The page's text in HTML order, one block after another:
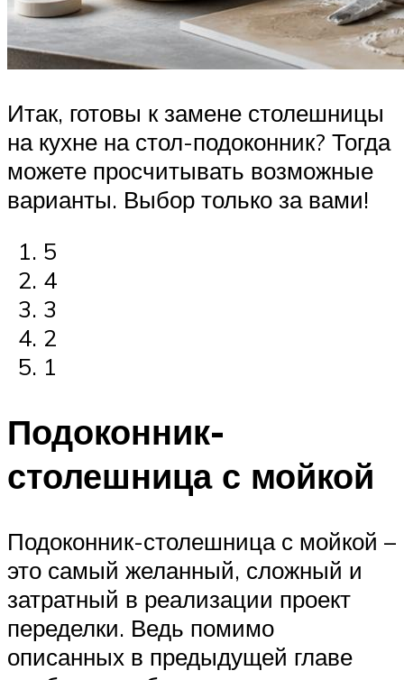
Итак, готовы к замене столешницы
на кухне на стол-подоконник? Тогда
можете просчитывать возможные
варианты. Выбор только за вами!
5
4
3
2
1
Подоконник-
столешница с мойкой
Подоконник-столешница с мойкой –
это самый желанный, сложный и
затратный в реализации проект
переделки. Ведь помимо
описанных в предыдущей главе